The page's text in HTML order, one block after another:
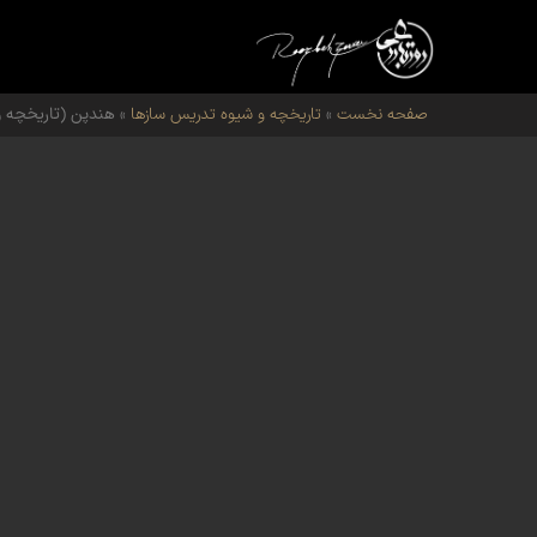
صفحه نخست » تاریخچه و شیوه تدریس سازها » هندپن